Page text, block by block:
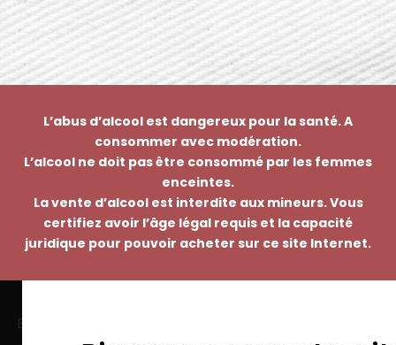
L’abus d’alcool est dangereux pour la santé. A
consommer avec modération.
L’alcool ne doit pas être consommé par les femmes
enceintes.
La vente d’alcool est interdite aux mineurs. Vous
certifiez avoir l’âge légal requis et la capacité
juridique pour pouvoir acheter sur ce site Internet.
EMMANUEL NASTI